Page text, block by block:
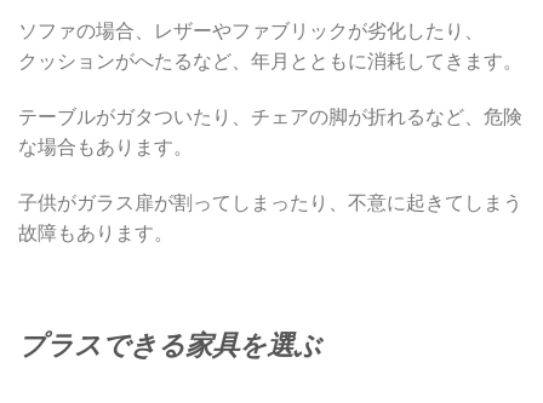
ソファの場合、レザーやファブリックが劣化したり、
クッションがへたるなど、年月とともに消耗してきます。
テーブルがガタついたり、チェアの脚が折れるなど、危険
な場合もあります。
子供がガラス扉が割ってしまったり、不意に起きてしまう
故障もあります。
プラスできる家具を選ぶ